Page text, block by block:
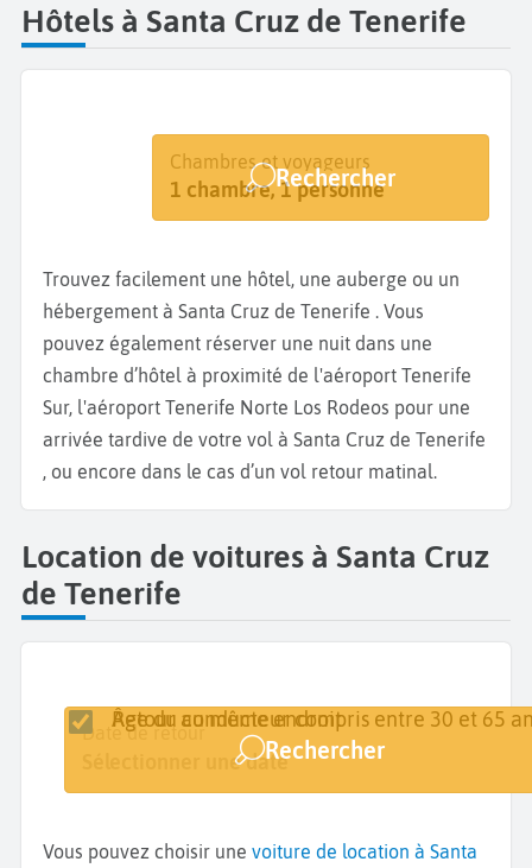
Hôtels à Santa Cruz de Tenerife
Destination
Santa Cruz de Tenerife
Dates
Dates de votre séjour
Chambres et voyageurs
1 chambre, 1 personne
Rechercher
Trouvez facilement une hôtel, une auberge ou un
hébergement à Santa Cruz de Tenerife . Vous
pouvez également réserver une nuit dans une
chambre d’hôtel à proximité de l'aéroport Tenerife
Sur, l'aéroport Tenerife Norte Los Rodeos pour une
arrivée tardive de votre vol à Santa Cruz de Tenerife
, ou encore dans le cas d’un vol retour matinal.
Location de voitures à Santa Cruz
de Tenerife
Lieu de retrait
Santa Cruz de Tenerife
Date de retrait
Sélectionner une date
Date de retour
Sélectionner une date
Retour au même endroit
Âge du conducteur compris entre 30 et 65
Rechercher
Vous pouvez choisir une voiture de location à Santa